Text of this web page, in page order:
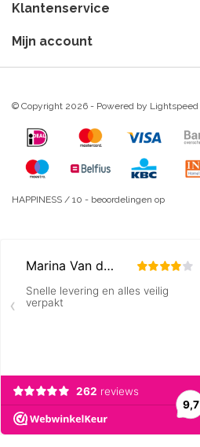
Klantenservice
Mijn account
© Copyright 2026 - Powered by Lightspeed
HAPPINESS / 10 - beoordelingen op